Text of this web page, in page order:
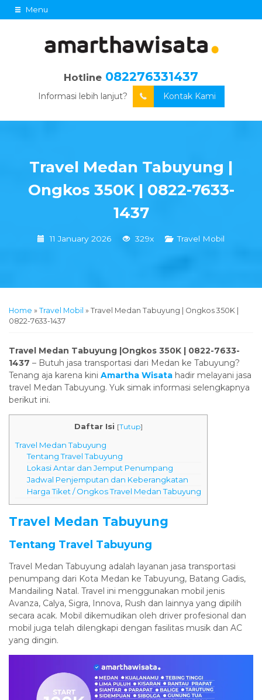
Menu
Hotline 082276331437
Informasi lebih lanjut? Kontak Kami
Travel Medan Tabuyung |
Ongkos 350K | 0822-7633-
1437
11 January 2026 329x Travel Mobil
Home » Travel Mobil » Travel Medan Tabuyung | Ongkos 350K |
0822-7633-1437
Travel Medan Tabuyung |Ongkos 350K | 0822-7633-
1437 – Butuh jasa transportasi dari Medan ke Tabuyung?
Tenang aja karena kini Amartha Wisata hadir melayani jasa
travel Medan Tabuyung. Yuk simak informasi selengkapnya
berikut ini.
Daftar Isi [Tutup]
Travel Medan Tabuyung
Tentang Travel Tabuyung
Lokasi Antar dan Jemput Penumpang
Jadwal Penjemputan dan Keberangkatan
Harga Tiket / Ongkos Travel Medan Tabuyung
Travel Medan Tabuyung
Tentang Travel Tabuyung
Travel Medan Tabuyung adalah layanan jasa transportasi
penumpang dari Kota Medan ke Tabuyung, Batang Gadis,
Mandailing Natal. Travel ini menggunakan mobil jenis
Avanza, Calya, Sigra, Innova, Rush dan lainnya yang dipilih
secara acak. Mobil dikemudikan oleh driver profesional dan
mobil juga telah dilengkapi dengan fasilitas musik dan AC
yang dingin.